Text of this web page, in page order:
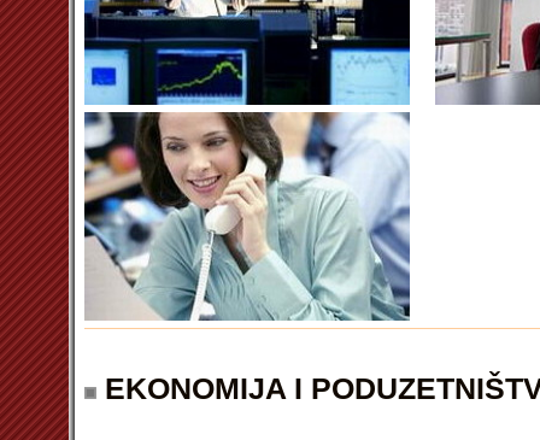
EKONOMIJA I